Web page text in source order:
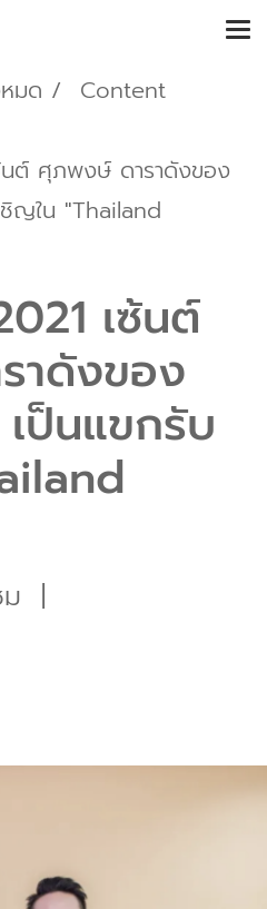
มด
Content
นต์ ศุภพงษ์ ดาราดังของ
ชิญใน "Thailand
เซ้นต์
าดังของ
เป็นแขกรับ
|